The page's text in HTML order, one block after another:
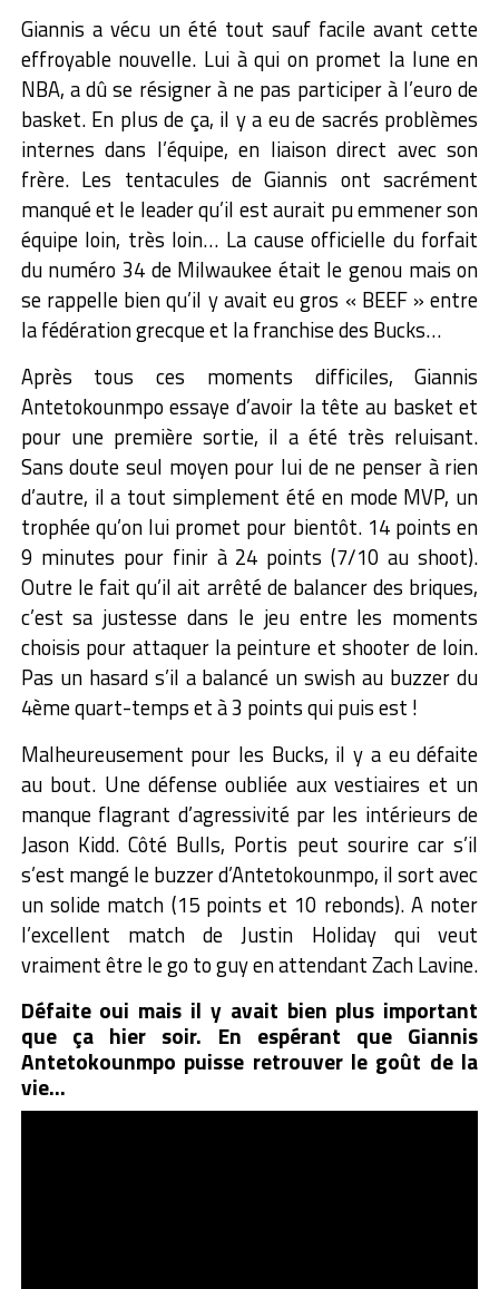
Giannis a vécu un été tout sauf facile avant cette
effroyable nouvelle. Lui à qui on promet la lune en
NBA, a dû se résigner à ne pas participer à l’euro de
basket. En plus de ça, il y a eu de sacrés problèmes
internes dans l’équipe, en liaison direct avec son
frère. Les tentacules de Giannis ont sacrément
manqué et le leader qu’il est aurait pu emmener son
équipe loin, très loin… La cause officielle du forfait
du numéro 34 de Milwaukee était le genou mais on
se rappelle bien qu’il y avait eu gros « BEEF » entre
la fédération grecque et la franchise des Bucks…
Après tous ces moments difficiles, Giannis
Antetokounmpo essaye d’avoir la tête au basket et
pour une première sortie, il a été très reluisant.
Sans doute seul moyen pour lui de ne penser à rien
d’autre, il a tout simplement été en mode MVP, un
trophée qu’on lui promet pour bientôt. 14 points en
9 minutes pour finir à 24 points (7/10 au shoot).
Outre le fait qu’il ait arrêté de balancer des briques,
c’est sa justesse dans le jeu entre les moments
choisis pour attaquer la peinture et shooter de loin.
Pas un hasard s’il a balancé un swish au buzzer du
4ème quart-temps et à 3 points qui puis est !
Malheureusement pour les Bucks, il y a eu défaite
au bout. Une défense oubliée aux vestiaires et un
manque flagrant d’agressivité par les intérieurs de
Jason Kidd. Côté Bulls, Portis peut sourire car s’il
s’est mangé le buzzer d’Antetokounmpo, il sort avec
un solide match (15 points et 10 rebonds). A noter
l’excellent match de Justin Holiday qui veut
vraiment être le go to guy en attendant Zach Lavine.
Défaite oui mais il y avait bien plus important
que ça hier soir. En espérant que Giannis
Antetokounmpo puisse retrouver le goût de la
vie…